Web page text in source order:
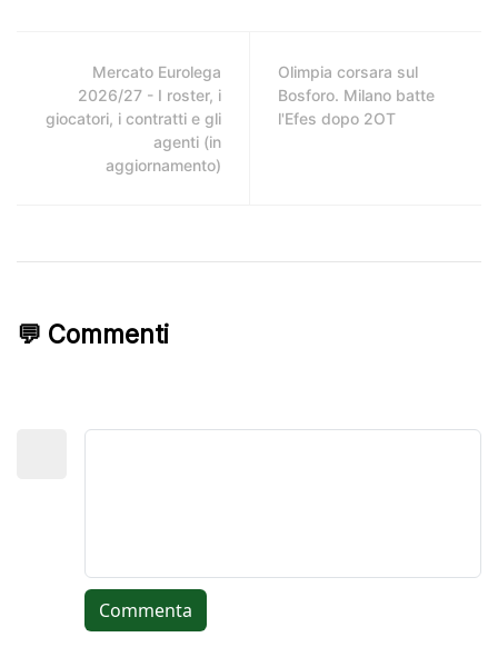
Mercato Eurolega
2026/27 - I roster, i
giocatori, i contratti e gli
agenti (in
aggiornamento)
Olimpia corsara sul
Bosforo. Milano batte
l'Efes dopo 2OT
💬 Commenti